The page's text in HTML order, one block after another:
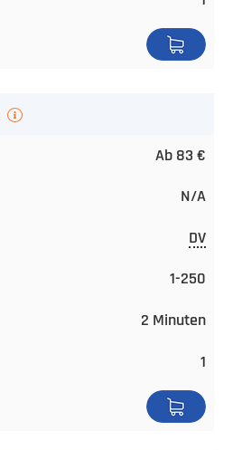
Ab 83 €
N/A
DV
1-250
2 Minuten
1